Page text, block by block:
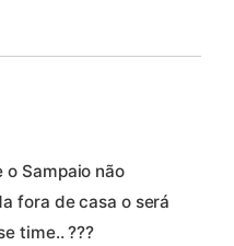
o Sampaio não
fora de casa o será
time.. ???